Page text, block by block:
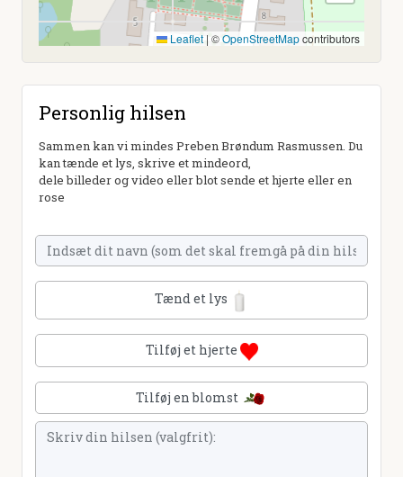
Leaflet | ©OpenStreetMapcontributors
Personlig hilsen
Sammen kan vi mindes Preben Brøndum Rasmussen. Du
kan tænde et lys, skrive et mindeord,
dele billeder og video eller blot sende et hjerte eller en
rose
Tænd et lys
Tilføj et hjerte
Tilføj en blomst